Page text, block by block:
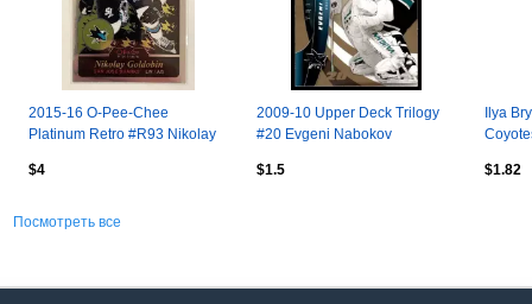
2015-16 O-Pee-Chee
Platinum Retro #R93 Nikolay
$4
2009-10 Upper Deck Trilogy
#20 Evgeni Nabokov
$1.5
Ilya
$1.82
Посмотреть все